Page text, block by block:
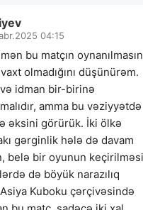
04:15
bu matçın
olmadığını düşünürəm.
idman bir-birinə
amma bu vəziyyətdə
əksini görürük. İki ölkə
gərginlik hələ də davam
belə bir oyunun keçirilməsi
də böyük narazılıq
Asiya Kuboku çərçivəsində